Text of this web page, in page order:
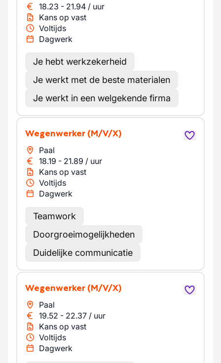
18.23 - 21.94 / uur
Kans op vast
Voltijds
Dagwerk
Je hebt werkzekerheid
Je werkt met de beste materialen
Je werkt in een welgekende firma
Wegenwerker (M/V/X)
Paal
18.19 - 21.89 / uur
Kans op vast
Voltijds
Dagwerk
Teamwork
Doorgroeimogelijkheden
Duidelijke communicatie
Wegenwerker (M/V/X)
Paal
19.52 - 22.37 / uur
Kans op vast
Voltijds
Dagwerk